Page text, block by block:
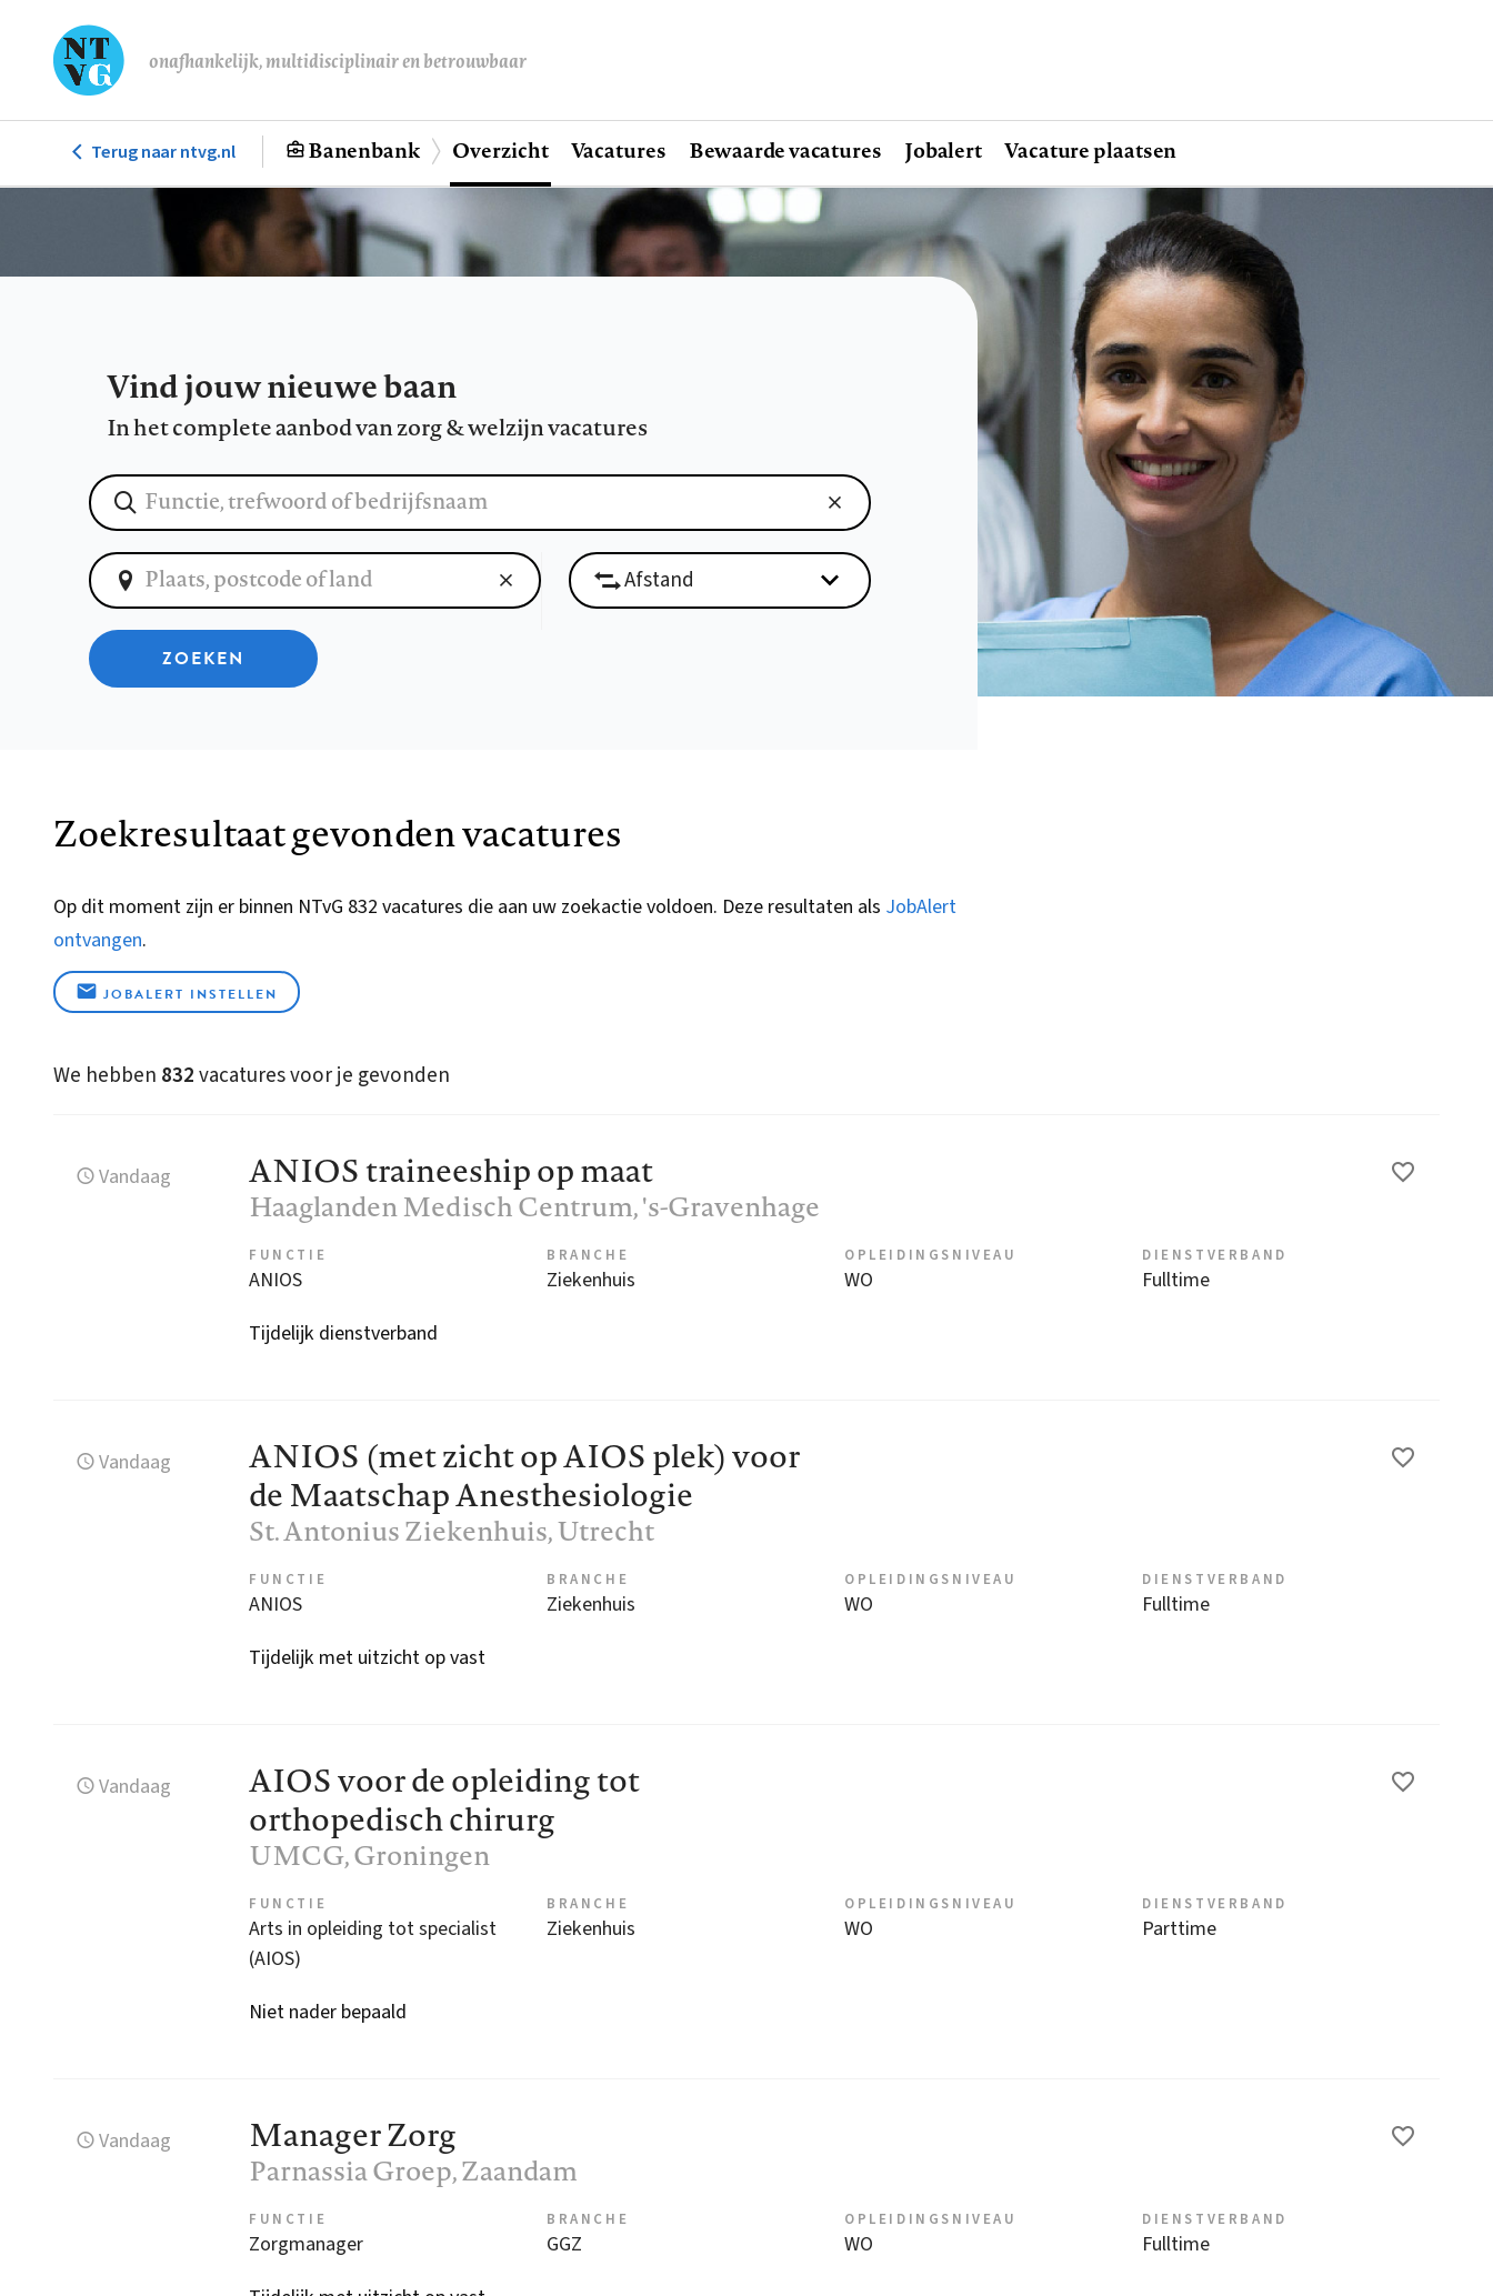
de
onafhankelijk, multidisciplinair en betrouwbaar
Hoofdnavigatie
Terug naar ntvg.nl Banenbank Overzicht Vacatures Bewaarde vacatures Jobalert Vacature plaatsen
Vind jouw nieuwe baan
In het complete aanbod van zorg & welzijn vacatures
ZOEKEN
Zoekresultaat gevonden vacatures
Op dit moment zijn er binnen NTvG 832 vacatures die aan uw zoekactie voldoen. Deze resultaten als JobAlert
ontvangen.
JOBALERT INSTELLEN
We hebben 832vacatures voor je gevonden
Vandaag ANIOS traineeship op maat
Haaglanden Medisch Centrum, 's-Gravenhage
FUNCTIE
ANIOS
BRANCHE
Ziekenhuis
OPLEIDINGSNIVEAU
WO
DIENSTVERBAND
Fulltime
Tijdelijk dienstverband
Vandaag
ANIOS (met zicht op AIOS plek) voor
de Maatschap Anesthesiologie
St. Antonius Ziekenhuis, Utrecht
FUNCTIE
ANIOS
BRANCHE
Ziekenhuis
OPLEIDINGSNIVEAU
WO
DIENSTVERBAND
Fulltime
Tijdelijk met uitzicht op vast
Vandaag
AIOS voor de opleiding tot
orthopedisch chirurg
UMCG, Groningen
FUNCTIE
Arts in opleiding tot specialist
(AIOS)
BRANCHE
Ziekenhuis
OPLEIDINGSNIVEAU
WO
DIENSTVERBAND
Parttime
Niet nader bepaald
Vandaag Manager Zorg
Parnassia Groep, Zaandam
FUNCTIE
Zorgmanager
BRANCHE
GGZ
OPLEIDINGSNIVEAU
WO
DIENSTVERBAND
Fulltime